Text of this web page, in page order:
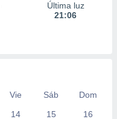
Última luz
21:06
Vie Sáb
Dom
14 15 16